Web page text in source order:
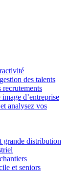
des talents
d’entreprise
analysez vos
grande distribution
et seniors